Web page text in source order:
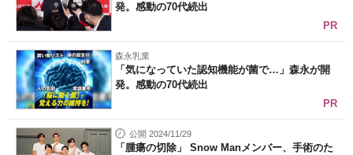
発。感動の70代続出
PR
森永乳業
「気になっていた認知機能が菌で…」森永が開
発。感動の70代続出
PR
公開 2024/11/29
「腫瘍の切除」 Snow Manメンバー、手術のた